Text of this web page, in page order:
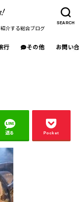
SEARCH
介する総合ブログ
行 その他 お問い
送る Pocket